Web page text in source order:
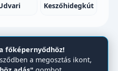
Keszőhidegkút
főképernyődhöz!
a megosztás ikont,